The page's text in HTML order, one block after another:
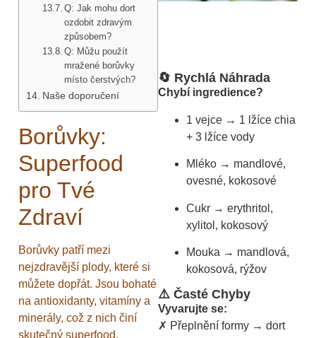
Q: Jak mohu dort
ozdobit zdravým
způsobem?
Q: Můžu použít
mražené borůvky
místo čerstvých?
Naše doporučení
Borůvky:
Superfood
pro Tvé
Zdraví
Borůvky patří mezi
nejzdravější plody, které si
můžete dopřát. Jsou bohaté
na antioxidanty, vitamíny a
minerály, což z nich činí
skutečný superfood.
🔄 Rychlá Náhrada
Chybí ingredience?
1 vejce → 1 lžíce chia
+ 3 lžíce vody
Mléko → mandlové,
ovesné, kokosové
Cukr → erythritol,
xylitol, kokosový
Mouka → mandlová,
kokosová, rýžov
⚠️ Časté Chyby
Vyvarujte se:
✗ Přeplnění formy → dort